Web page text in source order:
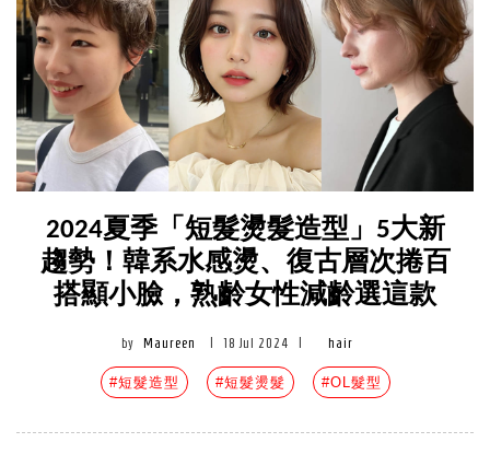
2024夏季「短髮燙髮造型」5大新
趨勢！韓系水感燙、復古層次捲百
搭顯小臉，熟齡女性減齡選這款
by Maureen 18 Jul 2024 hair
#短髮造型 #短髮燙髮 #OL髮型